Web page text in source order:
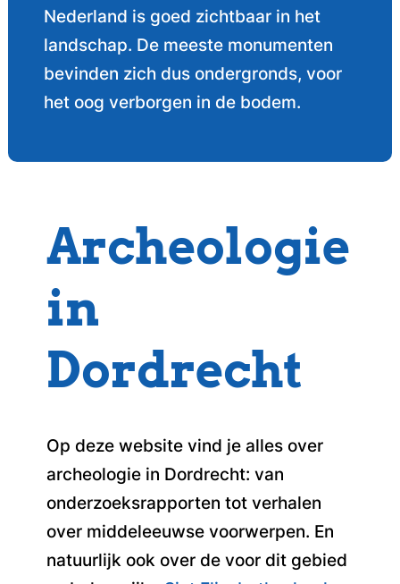
Nederland is goed zichtbaar in het
landschap. De meeste monumenten
bevinden zich dus ondergronds, voor
het oog verborgen in de bodem.
Archeologie
in
Dordrecht
Op deze website vind je alles over
archeologie in Dordrecht: van
onderzoeksrapporten tot verhalen
over middeleeuwse voorwerpen. En
natuurlijk ook over de voor dit gebied